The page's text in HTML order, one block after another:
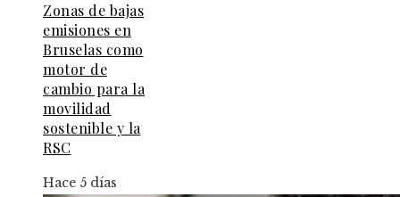
Zonas de bajas
emisiones en
Bruselas como
motor de
cambio para la
movilidad
sostenible y la
RSC
Hace 5 días